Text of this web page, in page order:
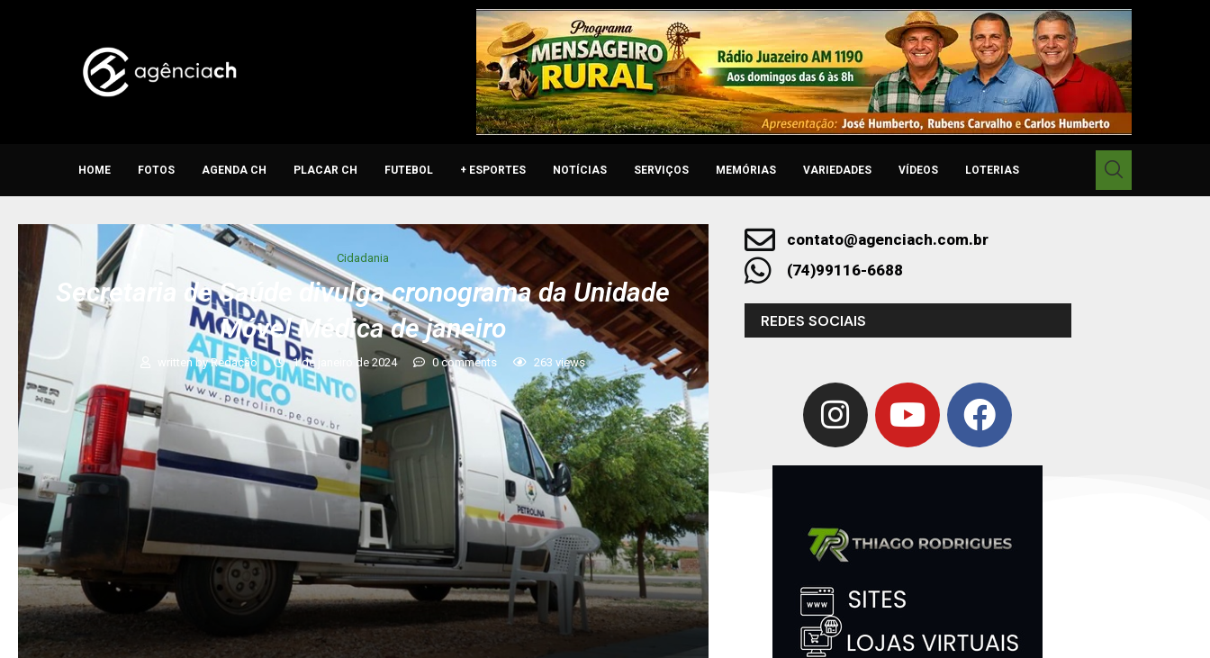
HOME FOTOS AGENDA CH PLACAR CH FUTEBOL + ESPORTES NOTÍCIAS SERVIÇOS MEMÓRIAS VARIEDADES VÍDEOS LOTERIAS
Cidadania
Secretaria de Saúde divulga cronograma da Unidade
Móvel Médica de janeiro
written byRedação 1 de janeiro de 2024 0 comments 263 views
contato@agenciach.com.br
(74)99116-6688
REDES SOCIAIS